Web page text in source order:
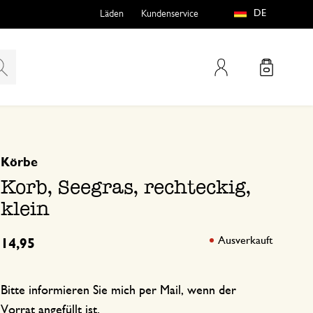
Mein Konto
Läden Kundenservice DE
Korb, Seegras, rechteckig,
klein
Körbe
14,95
Bitte informieren Sie mich per Mail, wenn der
Vorrat angefüllt ist.
Ausverkauft